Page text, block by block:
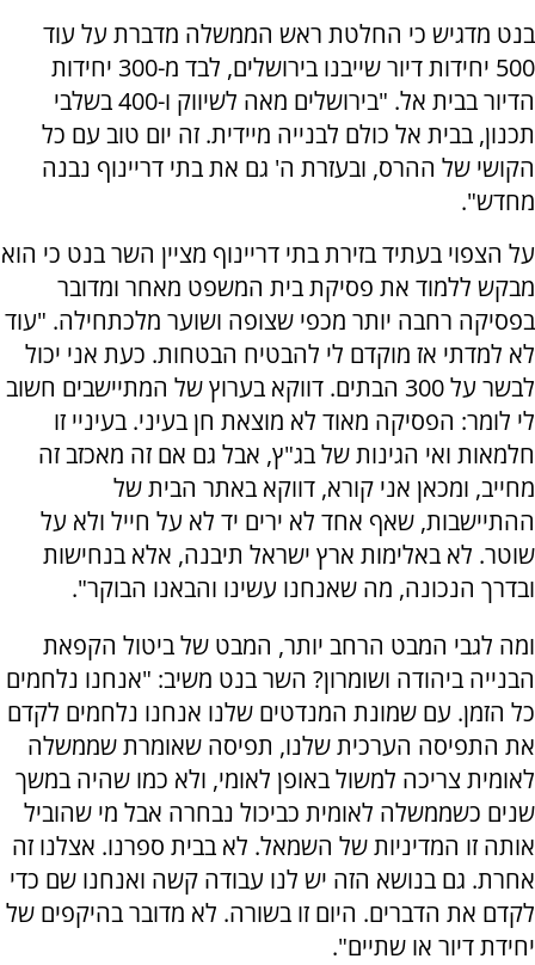
בנט מדגיש כי החלטת ראש הממשלה מדברת על עוד
500 יחידות דיור שייבנו בירושלים, לבד מ-300 יחידות
הדיור בבית אל. "בירושלים מאה לשיווק ו-400 בשלבי
תכנון, בבית אל כולם לבנייה מיידית. זה יום טוב עם כל
הקושי של ההרס, ובעזרת ה' גם את בתי דריינוף נבנה
מחדש".
על הצפוי בעתיד בזירת בתי דריינוף מציין השר בנט כי הוא
מבקש ללמוד את פסיקת בית המשפט מאחר ומדובר
בפסיקה רחבה יותר מכפי שצופה ושוער מלכתחילה. "עוד
לא למדתי אז מוקדם לי להבטיח הבטחות. כעת אני יכול
לבשר על 300 הבתים. דווקא בערוץ של המתיישבים חשוב
לי לומר: הפסיקה מאוד לא מוצאת חן בעיני. בעיניי זו
חלמאות ואי הגינות של בג"ץ, אבל גם אם זה מאכזב זה
מחייב, ומכאן אני קורא, דווקא באתר הבית של
ההתיישבות, שאף אחד לא ירים יד לא על חייל ולא על
שוטר. לא באלימות ארץ ישראל תיבנה, אלא בנחישות
ובדרך הנכונה, מה שאנחנו עשינו והבאנו הבוקר".
ומה לגבי המבט הרחב יותר, המבט של ביטול הקפאת
הבנייה ביהודה ושומרון? השר בנט משיב: "אנחנו נלחמים
כל הזמן. עם שמונת המנדטים שלנו אנחנו נלחמים לקדם
את התפיסה הערכית שלנו, תפיסה שאומרת שממשלה
לאומית צריכה למשול באופן לאומי, ולא כמו שהיה במשך
שנים כשממשלה לאומית כביכול נבחרה אבל מי שהוביל
אותה זו המדיניות של השמאל. לא בבית ספרנו. אצלנו זה
אחרת. גם בנושא הזה יש לנו עבודה קשה ואנחנו שם כדי
לקדם את הדברים. היום זו בשורה. לא מדובר בהיקפים של
יחידת דיור או שתיים".